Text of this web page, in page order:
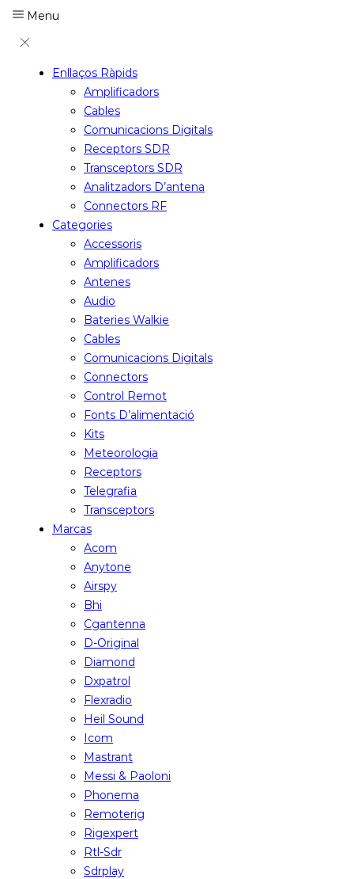
Menu
Enllaços Ràpids
Amplificadors
Cables
Comunicacions Digitals
Receptors SDR
Transceptors SDR
Analitzadors D’antena
Connectors RF
Categories
Accessoris
Amplificadors
Antenes
Audio
Bateries Walkie
Cables
Comunicacions Digitals
Connectors
Control Remot
Fonts D’alimentació
Kits
Meteorologia
Receptors
Telegrafia
Transceptors
Marcas
Acom
Anytone
Airspy
Bhi
Cgantenna
D-Original
Diamond
Dxpatrol
Flexradio
Heil Sound
Icom
Mastrant
Messi & Paoloni
Phonema
Remoterig
Rigexpert
Rtl-Sdr
Sdrplay